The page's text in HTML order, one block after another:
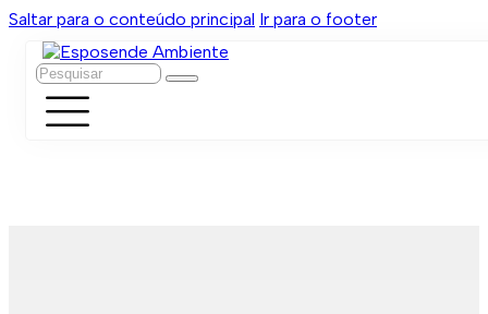
Saltar para o conteúdo principal Ir para o footer
Pesquisar